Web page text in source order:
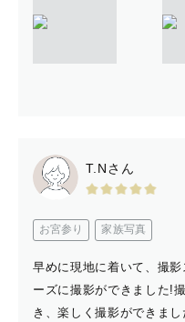
T.Nさん
お宮参り 家族写真
早めに現地に着いて、撮
ーズに撮影ができました!
き、楽しく撮影ができまし